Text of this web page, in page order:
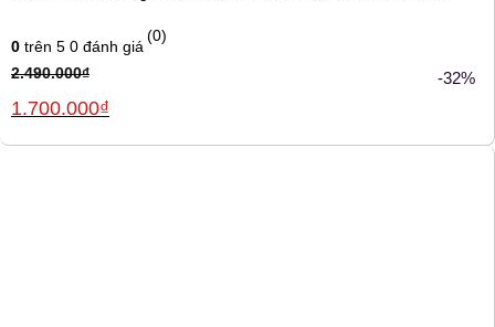
0 trên 5 0 đánh giá
(0)
2.490.000₫
Giá
là:
1.700.000₫
tại
-32%